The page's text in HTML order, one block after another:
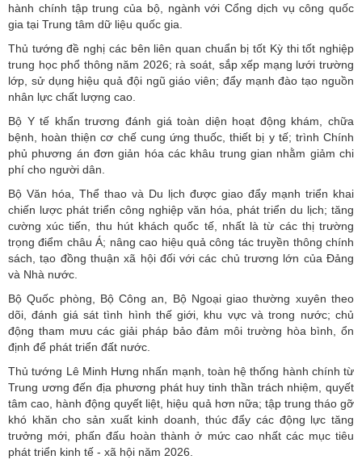
hành chính tập trung của bộ, ngành với Cổng dịch vụ công quốc
gia tại Trung tâm dữ liệu quốc gia.
Thủ tướng đề nghị các bên liên quan chuẩn bị tốt Kỳ thi tốt nghiệp
trung học phổ thông năm 2026; rà soát, sắp xếp mạng lưới trường
lớp, sử dụng hiệu quả đội ngũ giáo viên; đẩy mạnh đào tạo nguồn
nhân lực chất lượng cao.
Bộ Y tế khẩn trương đánh giá toàn diện hoạt động khám, chữa
bệnh, hoàn thiện cơ chế cung ứng thuốc, thiết bị y tế; trình Chính
phủ phương án đơn giản hóa các khâu trung gian nhằm giảm chi
phí cho người dân.
Bộ Văn hóa, Thể thao và Du lịch được giao đẩy mạnh triển khai
chiến lược phát triển công nghiệp văn hóa, phát triển du lịch; tăng
cường xúc tiến, thu hút khách quốc tế, nhất là từ các thị trường
trọng điểm châu Á; nâng cao hiệu quả công tác truyền thông chính
sách, tạo đồng thuận xã hội đối với các chủ trương lớn của Đảng
và Nhà nước.
Bộ Quốc phòng, Bộ Công an, Bộ Ngoại giao thường xuyên theo
dõi, đánh giá sát tình hình thế giới, khu vực và trong nước; chủ
động tham mưu các giải pháp bảo đảm môi trường hòa bình, ổn
định để phát triển đất nước.
Thủ tướng Lê Minh Hưng nhấn mạnh, toàn hệ thống hành chính từ
Trung ương đến địa phương phát huy tinh thần trách nhiệm, quyết
tâm cao, hành động quyết liệt, hiệu quả hơn nữa; tập trung tháo gỡ
khó khăn cho sản xuất kinh doanh, thúc đẩy các động lực tăng
trưởng mới, phấn đấu hoàn thành ở mức cao nhất các mục tiêu
phát triển kinh tế - xã hội năm 2026.